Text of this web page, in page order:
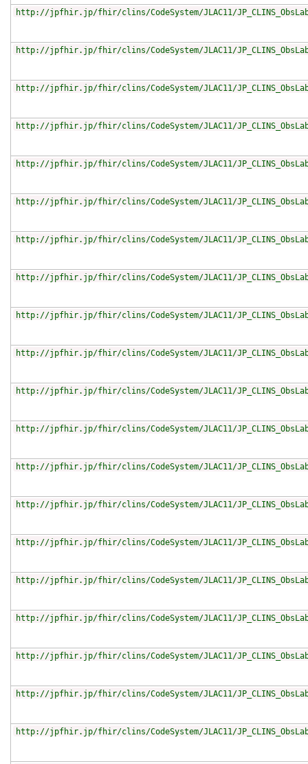
http://jpfhir.jp/fhir/clins/CodeSystem/JLAC11/
http://jpfhir.jp/fhir/clins/CodeSystem/JLAC11/
http://jpfhir.jp/fhir/clins/CodeSystem/JLAC11/
http://jpfhir.jp/fhir/clins/CodeSystem/JLAC11/
http://jpfhir.jp/fhir/clins/CodeSystem/JLAC11/
http://jpfhir.jp/fhir/clins/CodeSystem/JLAC11/
http://jpfhir.jp/fhir/clins/CodeSystem/JLAC11/
http://jpfhir.jp/fhir/clins/CodeSystem/JLAC11/
http://jpfhir.jp/fhir/clins/CodeSystem/JLAC11/
http://jpfhir.jp/fhir/clins/CodeSystem/JLAC11/
http://jpfhir.jp/fhir/clins/CodeSystem/JLAC11/
http://jpfhir.jp/fhir/clins/CodeSystem/JLAC11/
http://jpfhir.jp/fhir/clins/CodeSystem/JLAC11/
http://jpfhir.jp/fhir/clins/CodeSystem/JLAC11/
http://jpfhir.jp/fhir/clins/CodeSystem/JLAC11/
http://jpfhir.jp/fhir/clins/CodeSystem/JLAC11/
http://jpfhir.jp/fhir/clins/CodeSystem/JLAC11/
http://jpfhir.jp/fhir/clins/CodeSystem/JLAC11/
http://jpfhir.jp/fhir/clins/CodeSystem/JLAC11/
http://jpfhir.jp/fhir/clins/CodeSystem/JLAC11/